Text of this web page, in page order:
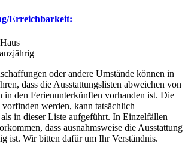
Erreichbarkeit:
oder andere Umstände können in
dass die Ausstattungslisten abweichen von
in den Ferienunterkünften vorhanden ist. Die
werden, kann tatsächlich
in dieser Liste aufgeführt. In Einzelfällen
dass ausnahmsweise die Ausstattung
ist. Wir bitten dafür um Ihr Verständnis.